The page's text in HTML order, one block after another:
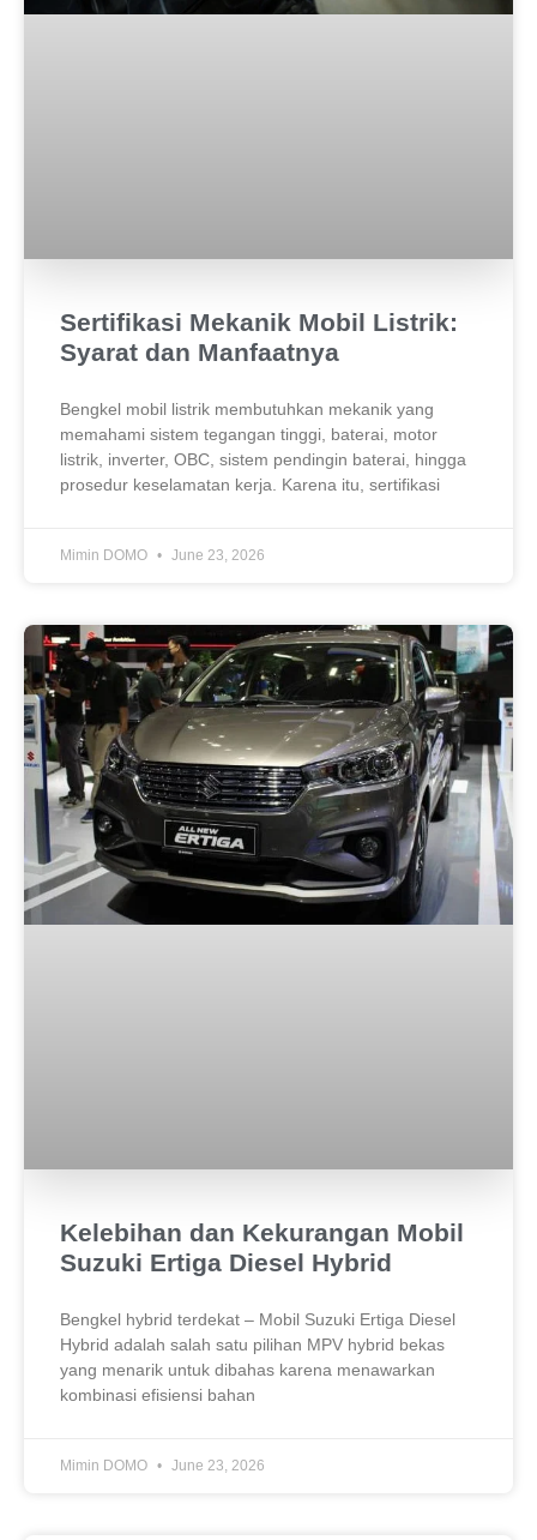
Sertifikasi Mekanik Mobil Listrik:
Syarat dan Manfaatnya
Bengkel mobil listrik membutuhkan mekanik yang
memahami sistem tegangan tinggi, baterai, motor
listrik, inverter, OBC, sistem pendingin baterai, hingga
prosedur keselamatan kerja. Karena itu, sertifikasi
Mimin DOMO June 23, 2026
Kelebihan dan Kekurangan Mobil
Suzuki Ertiga Diesel Hybrid
Bengkel hybrid terdekat – Mobil Suzuki Ertiga Diesel
Hybrid adalah salah satu pilihan MPV hybrid bekas
yang menarik untuk dibahas karena menawarkan
kombinasi efisiensi bahan
Mimin DOMO June 23, 2026